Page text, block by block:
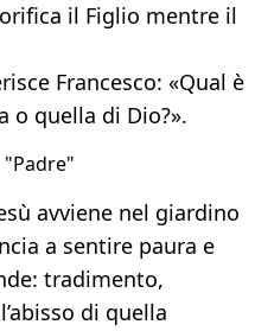
il Figlio mentre il
Francesco: «Qual è
o quella di Dio?».
avviene nel giardino
a sentire paura e
tradimento,
di quella